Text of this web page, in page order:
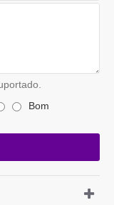
Bom